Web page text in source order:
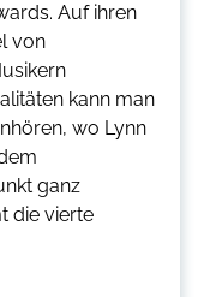
Auf ihren
von
kann man
wo Lynn
ganz
die vierte